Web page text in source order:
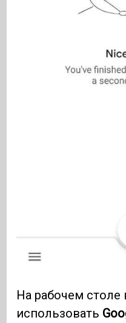
На рабочем
использовать